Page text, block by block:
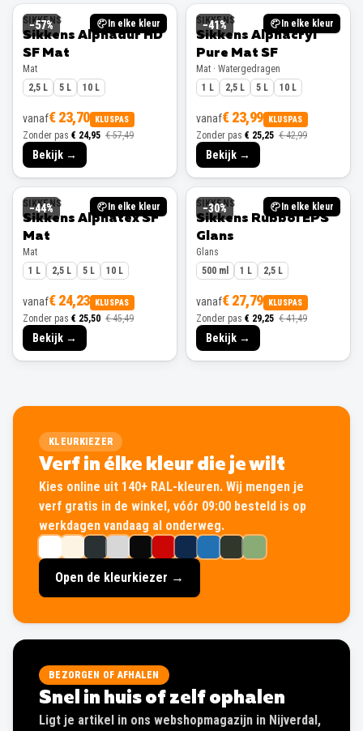
−57% In elke kleur
SIKKENS
Sikkens Alphadur HD
SF Mat
Mat
2,5 L
5 L 10 L
vanaf€ 23,70 KLUSPAS
Zonder pas € 24,95 € 57,49
Bekijk →
−41% In elke kleur
SIKKENS
Sikkens Alphacryl
Pure Mat SF
Mat · Watergedragen
1 L
2,5 L 5 L 10 L
vanaf€ 23,99 KLUSPAS
Zonder pas € 25,25 € 42,99
Bekijk →
−44% In elke kleur
SIKKENS
Sikkens Alphatex SF
Mat
Mat
1 L
2,5 L 5 L 10 L
vanaf€ 24,23 KLUSPAS
Zonder pas € 25,50 € 45,49
Bekijk →
−30% In elke kleur
SIKKENS
Sikkens Rubbol EPS
Glans
Glans
500 ml
1 L 2,5 L
vanaf€ 27,79 KLUSPAS
Zonder pas € 29,25 € 41,49
Bekijk →
KLEURKIEZER
Verf in élke kleur die je wilt
Kies online uit 140+ RAL-kleuren. Wij mengen je
verf gratis in de winkel, vóór 09:00 besteld is op
werkdagen vandaag al onderweg.
Open de kleurkiezer →
BEZORGEN OF AFHALEN
Snel in huis of zelf ophalen
Ligt je artikel in ons webshopmagazijn in Nijverdal,